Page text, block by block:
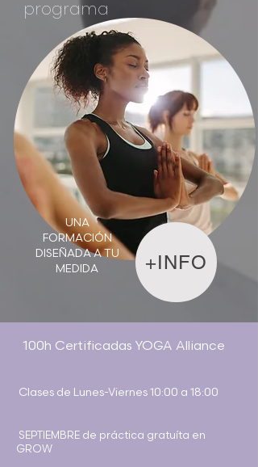
programa
+INFO
UNA
FORMACIÓN
DISEÑADA A TU
MEDIDA
100h Certificadas YOGA Alliance
Clases de Lunes-Viernes 10:00 a 18:00
SEPTIEMBRE de práctica gratuíta en
GROW